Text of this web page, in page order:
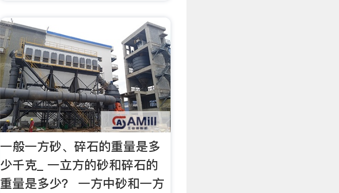
一般一方砂、碎石的重量是多
少千克_ 一立方的砂和碎石的
重量是多少？ 一方中砂和一方